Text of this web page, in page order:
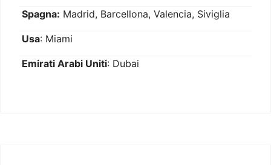
Spagna: Madrid, Barcellona, Valencia, Siviglia
Usa: Miami
Emirati Arabi Uniti: Dubai